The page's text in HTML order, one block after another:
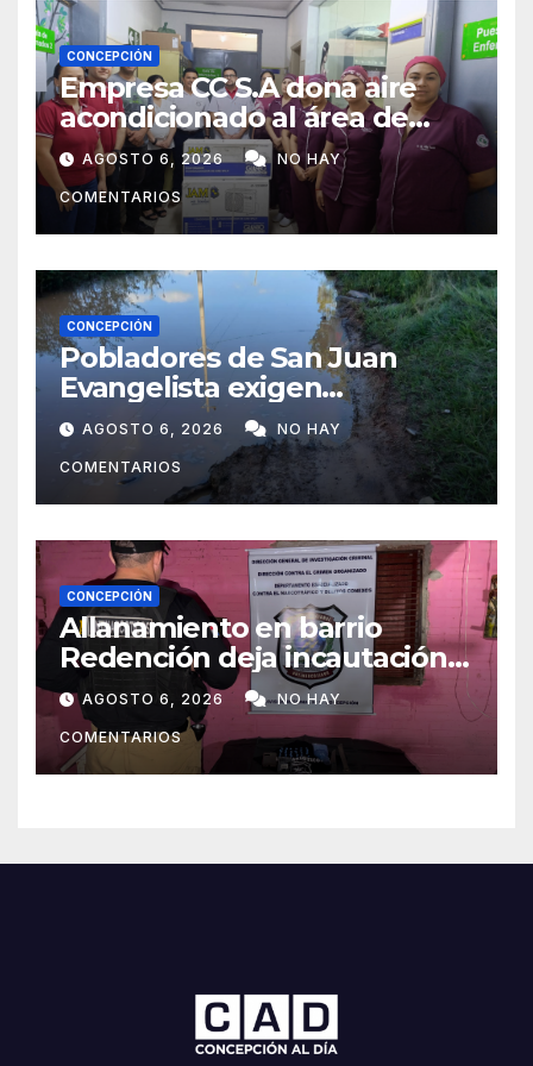
CONCEPCIÓN
Empresa CC S.A dona aire
acondicionado al área de
maternidad del IPS de
Concepción
AGOSTO 6, 2026 NO HAY
COMENTARIOS
CONCEPCIÓN
Pobladores de San Juan
Evangelista exigen
reparación urgente de
caminos vecinales
AGOSTO 6, 2026 NO HAY
COMENTARIOS
CONCEPCIÓN
Allanamiento en barrio
Redención deja incautación
de presunta cocaína tipo
crack en Concepción
AGOSTO 6, 2026 NO HAY
COMENTARIOS